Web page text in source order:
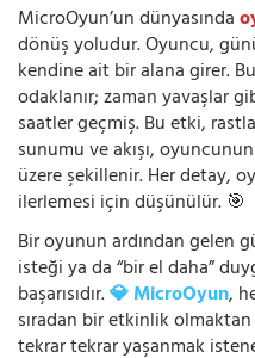
MicroOyun’un dünyasında
dönüş yoludur. Oyuncu,
kendine ait bir alana girer.
odaklanır; zaman yavaşlar
saatler geçmiş. Bu etki,
sunumu ve akışı,
üzere şekillenir. Her detay,
ilerlemesi için düşünülür. 🎯
Bir oyunun ardından gelen
isteği ya da “bir el daha”
başarısıdır.💎 MicroOyun,
sıradan bir etkinlik
tekrar tekrar yaşanmak